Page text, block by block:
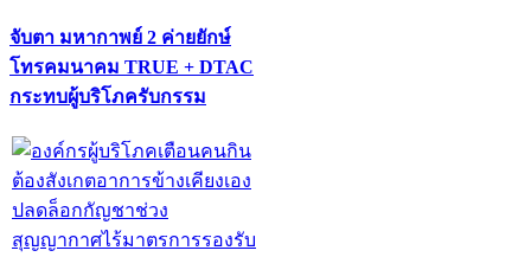
จับตา มหากาพย์ 2 ค่ายยักษ์
โทรคมนาคม TRUE + DTAC
กระทบผู้บริโภครับกรรม